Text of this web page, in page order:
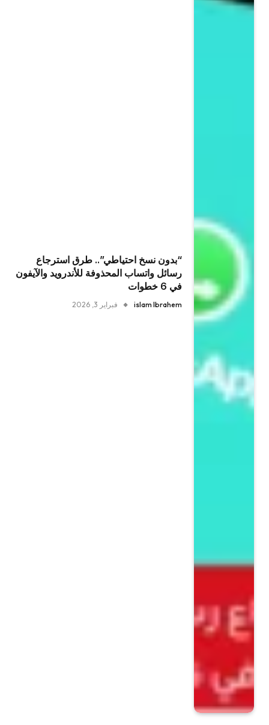
“بدون نسخ احتياطي”.. طرق استرجاع
رسائل واتساب المحذوفة للأندرويد والآيفون
في 6 خطوات
islam Ibrahem فبراير 3, 2026